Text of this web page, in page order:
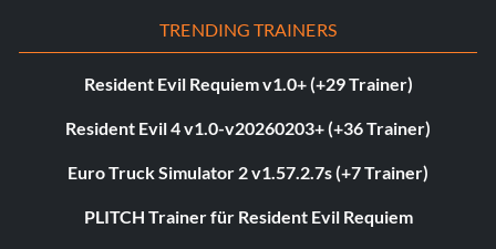
TRENDING TRAINERS
Resident Evil Requiem v1.0+ (+29 Trainer)
Resident Evil 4 v1.0-v20260203+ (+36 Trainer)
Euro Truck Simulator 2 v1.57.2.7s (+7 Trainer)
PLITCH Trainer für Resident Evil Requiem